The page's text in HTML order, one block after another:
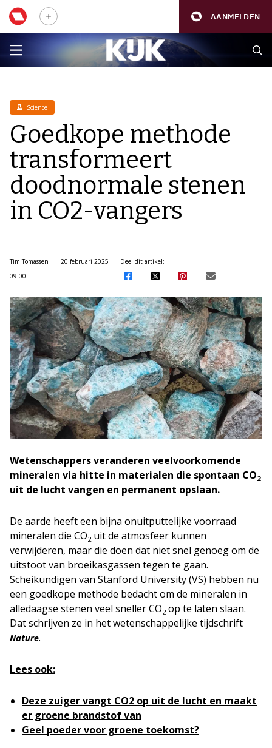
AANMELDEN
Science
Goedkope methode
transformeert
doodnormale stenen
in CO2-vangers
Tim Tomassen
20 februari 2025
09:00
Deel dit artikel:
Wetenschappers veranderen veelvoorkomende
mineralen via hitte in materialen die spontaan CO2
uit de lucht vangen en permanent opslaan.
De aarde heeft een bijna onuitputtelijke voorraad
mineralen die CO2 uit de atmosfeer kunnen
verwijderen, maar die doen dat niet snel genoeg om de
uitstoot van broeikasgassen tegen te gaan.
Scheikundigen van Stanford University (VS) hebben nu
een goedkope methode bedacht om de mineralen in
alledaagse stenen veel sneller CO2 op te laten slaan.
Dat schrijven ze in het wetenschappelijke tijdschrift
Nature.
Lees ook:
Deze zuiger vangt CO2 op uit de lucht en maakt
er groene brandstof van
Geel poeder voor groene toekomst?